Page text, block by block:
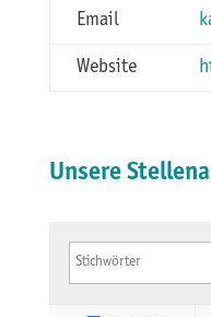
Email
Website
Unsere